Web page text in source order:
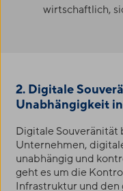
wirtschaftlich,
2. Digitale
Unabhängigkeit
Digitale Souveränität
Unternehmen,
unabhängig und
geht es um die
Infrastruktur und den